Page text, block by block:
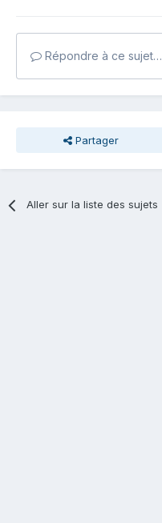
Répondre à ce sujet…
Partager
Aller sur la liste des sujets